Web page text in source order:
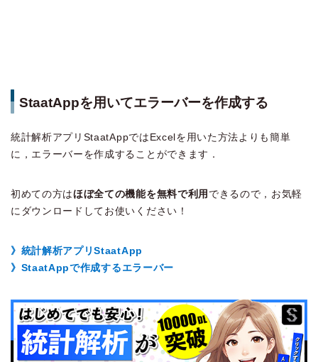
StaatAppを用いてエラーバーを作成する
統計解析アプリStaatAppではExcelを用いた方法よりも簡単
に，エラーバーを作成することができます．
初めての方はほぼ全ての機能を無料で利用 できるので，お気軽
にダウンロードしてお使いください！
》統計解析アプリStaatApp
》StaatAppで作成するエラーバー